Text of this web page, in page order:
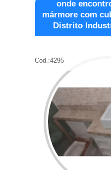
onde
mármore com
Distrito
Cod.:4295